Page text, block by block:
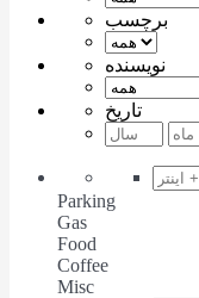
برچسب
نویسنده
تاریخ
Parking
Gas
Food
Coffee
Misc